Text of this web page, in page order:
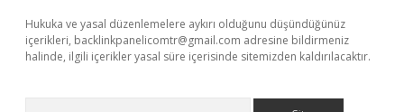
Hukuka ve yasal düzenlemelere aykırı olduğunu düşündüğünüz
içerikleri, backlinkpanelicomtr@gmail.com adresine bildirmeniz
halinde, ilgili içerikler yasal süre içerisinde sitemizden kaldırılacaktır.